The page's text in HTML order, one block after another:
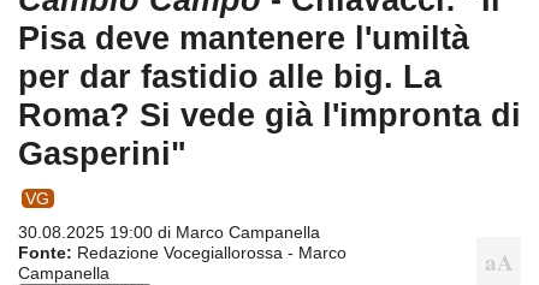
Pisa deve mantenere l'umiltà
per dar fastidio alle big. La
Roma? Si vede già l'impronta di
Gasperini"
VG
30.08.2025 19:00 di Marco Campanella
Fonte: Redazione Vocegiallorossa - Marco
Campanella